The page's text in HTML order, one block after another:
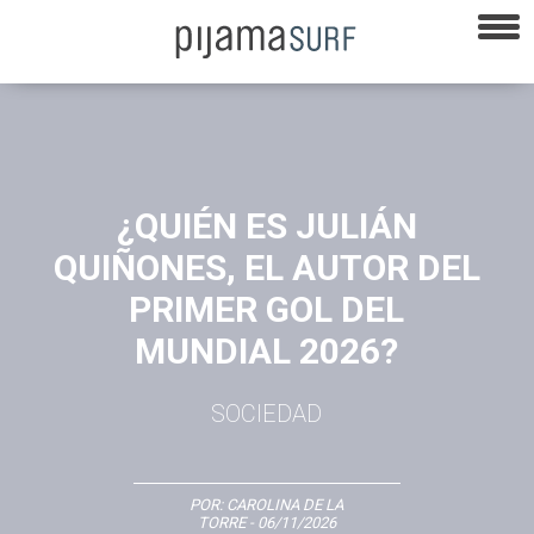
¿QUIÉN ES JULIÁN
QUIÑONES, EL AUTOR DEL
PRIMER GOL DEL
MUNDIAL 2026?
SOCIEDAD
POR: CAROLINA DE LA
TORRE- 06/11/2026